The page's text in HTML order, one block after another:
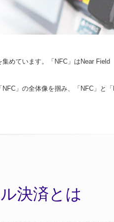
めています。「NFC」はNear Field
」の全体像を掴み、「NFC」と
決済とは